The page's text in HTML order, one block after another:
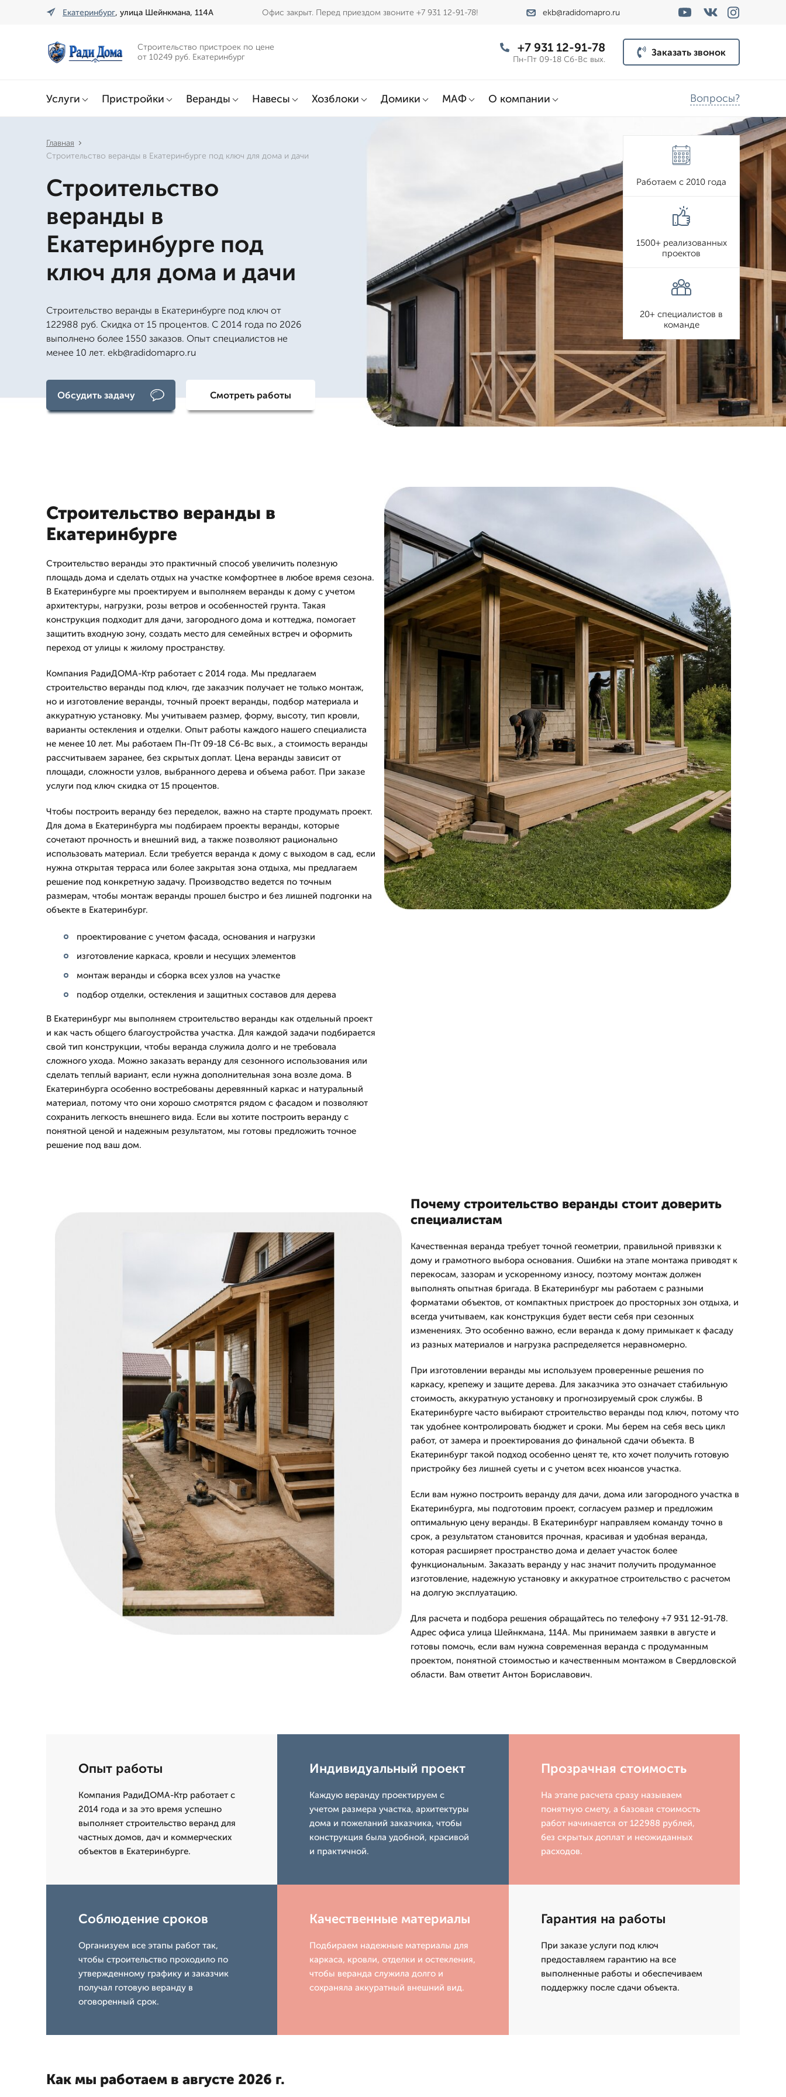
Екатеринбург, улица Шейнкмана, 114А Офис закрыт. Перед приездом звоните +7 931 12-91-78! ekb@radidomapro.ru
Строительство пристроек по цене
от 10249 руб. Екатеринбург
+7 931 12-91-78
Пн-Пт 09-18 Сб-Вс вых.
Заказать звонок
Услуги Пристройки Веранды Навесы Хозблоки Домики МАФ О компании Вопросы?
Главная
Строительство веранды в Екатеринбурге под ключ для дома и дачи
Строительство
веранды в
Екатеринбурге под
ключ для дома и дачи
Строительство веранды в Екатеринбурге под ключ от
122988 руб. Скидка от 15 процентов. С 2014 года по 2026
выполнено более 1550 заказов. Опыт специалистов не
менее 10 лет. ekb@radidomapro.ru
Обсудить задачу Смотреть работы
Работаем с 2010 года
1500+ реализованных
проектов
20+ специалистов в
команде
Строительство веранды в
Екатеринбурге
Строительство веранды это практичный способ увеличить полезную
площадь дома и сделать отдых на участке комфортнее в любое время сезона.
В Екатеринбурге мы проектируем и выполняем веранды к дому с учетом
архитектуры, нагрузки, розы ветров и особенностей грунта. Такая
конструкция подходит для дачи, загородного дома и коттеджа, помогает
защитить входную зону, создать место для семейных встреч и оформить
переход от улицы к жилому пространству.
Компания РадиДОМА-Ктр работает с 2014 года. Мы предлагаем
строительство веранды под ключ, где заказчик получает не только монтаж,
но и изготовление веранды, точный проект веранды, подбор материала и
аккуратную установку. Мы учитываем размер, форму, высоту, тип кровли,
варианты остекления и отделки. Опыт работы каждого нашего специалиста
не менее 10 лет. Мы работаем Пн-Пт 09-18 Сб-Вс вых., а стоимость веранды
рассчитываем заранее, без скрытых доплат. Цена веранды зависит от
площади, сложности узлов, выбранного дерева и объема работ. При заказе
услуги под ключ скидка от 15 процентов.
Чтобы построить веранду без переделок, важно на старте продумать проект.
Для дома в Екатеринбурга мы подбираем проекты веранды, которые
сочетают прочность и внешний вид, а также позволяют рационально
использовать материал. Если требуется веранда к дому с выходом в сад, если
нужна открытая терраса или более закрытая зона отдыха, мы предлагаем
решение под конкретную задачу. Производство ведется по точным
размерам, чтобы монтаж веранды прошел быстро и без лишней подгонки на
объекте в Екатеринбург.
проектирование с учетом фасада, основания и нагрузки
изготовление каркаса, кровли и несущих элементов
монтаж веранды и сборка всех узлов на участке
подбор отделки, остекления и защитных составов для дерева
В Екатеринбург мы выполняем строительство веранды как отдельный проект
и как часть общего благоустройства участка. Для каждой задачи подбирается
свой тип конструкции, чтобы веранда служила долго и не требовала
сложного ухода. Можно заказать веранду для сезонного использования или
сделать теплый вариант, если нужна дополнительная зона возле дома. В
Екатеринбурга особенно востребованы деревянный каркас и натуральный
материал, потому что они хорошо смотрятся рядом с фасадом и позволяют
сохранить легкость внешнего вида. Если вы хотите построить веранду с
понятной ценой и надежным результатом, мы готовы предложить точное
решение под ваш дом.
Почему строительство веранды стоит доверить
специалистам
Качественная веранда требует точной геометрии, правильной привязки к
дому и грамотного выбора основания. Ошибки на этапе монтажа приводят к
перекосам, зазорам и ускоренному износу, поэтому монтаж должен
выполнять опытная бригада. В Екатеринбург мы работаем с разными
форматами объектов, от компактных пристроек до просторных зон отдыха, и
всегда учитываем, как конструкция будет вести себя при сезонных
изменениях. Это особенно важно, если веранда к дому примыкает к фасаду
из разных материалов и нагрузка распределяется неравномерно.
При изготовлении веранды мы используем проверенные решения по
каркасу, крепежу и защите дерева. Для заказчика это означает стабильную
стоимость, аккуратную установку и прогнозируемый срок службы. В
Екатеринбурге часто выбирают строительство веранды под ключ, потому что
так удобнее контролировать бюджет и сроки. Мы берем на себя весь цикл
работ, от замера и проектирования до финальной сдачи объекта. В
Екатеринбург такой подход особенно ценят те, кто хочет получить готовую
пристройку без лишней суеты и с учетом всех нюансов участка.
Если вам нужно построить веранду для дачи, дома или загородного участка в
Екатеринбурга, мы подготовим проект, согласуем размер и предложим
оптимальную цену веранды. В Екатеринбург направляем команду точно в
срок, а результатом становится прочная, красивая и удобная веранда,
которая расширяет пространство дома и делает участок более
функциональным. Заказать веранду у нас значит получить продуманное
изготовление, надежную установку и аккуратное строительство с расчетом
на долгую эксплуатацию.
Для расчета и подбора решения обращайтесь по телефону +7 931 12-91-78.
Адрес офиса улица Шейнкмана, 114А. Мы принимаем заявки в августе и
готовы помочь, если вам нужна современная веранда с продуманным
проектом, понятной стоимостью и качественным монтажом в Свердловской
области. Вам ответит Антон Бориславович.
Опыт работы
Компания РадиДОМА-Ктр работает с
2014 года и за это время успешно
выполняет строительство веранд для
частных домов, дач и коммерческих
объектов в Екатеринбурге.
Индивидуальный проект
Каждую веранду проектируем с
учетом размера участка, архитектуры
дома и пожеланий заказчика, чтобы
конструкция была удобной, красивой
и практичной.
Прозрачная стоимость
На этапе расчета сразу называем
понятную смету, а базовая стоимость
работ начинается от 122988 рублей,
без скрытых доплат и неожиданных
расходов.
Соблюдение сроков
Организуем все этапы работ так,
чтобы строительство проходило по
утвержденному графику и заказчик
получал готовую веранду в
оговоренный срок.
Качественные материалы
Подбираем надежные материалы для
каркаса, кровли, отделки и остекления,
чтобы веранда служила долго и
сохраняла аккуратный внешний вид.
Гарантия на работы
При заказе услуги под ключ
предоставляем гарантию на все
выполненные работы и обеспечиваем
поддержку после сдачи объекта.
Как мы работаем в августе 2026 г.